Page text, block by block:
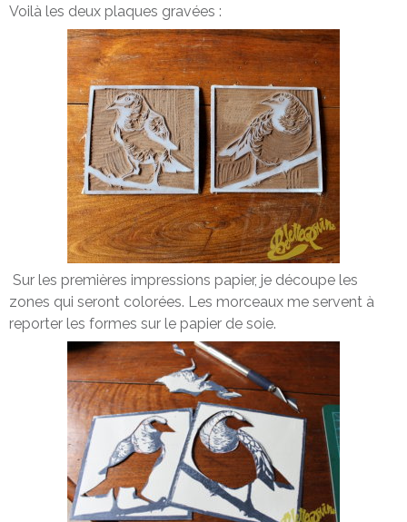
Voilà les deux plaques gravées :
Sur les premières impressions papier, je découpe les
zones qui seront colorées. Les morceaux me servent à
reporter les formes sur le papier de soie.